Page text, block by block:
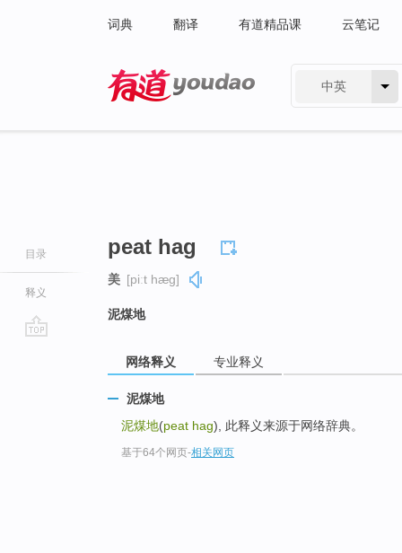
词典 翻译 有道精品课 云笔记
中英
目录
释义
peat hag
美 [piːt hæɡ]
泥煤地
网络释义 专业释义
泥煤地
泥煤地(peat hag), 此释义来源于网络辞典。
基于64个网页-相关网页